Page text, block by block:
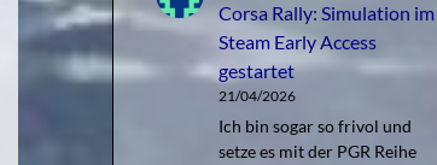
Corsa Rally: Simulation im
Steam Early Access
gestartet
21/04/2026
Ich bin sogar so frivol und
setze es mit der PGR Reihe